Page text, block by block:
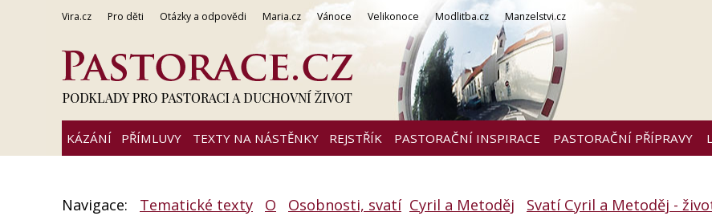
Vira.cz Pro děti Otázky a odpovědi Maria.cz Vánoce Velikonoce Modlitba.cz Manzelstvi.cz
KÁZÁNÍ PŘÍMLUVY TEXTY NA NÁSTĚNKY REJSTŘÍK PASTORAČNÍ INSPIRACE PASTORAČNÍ PŘÍPRAVY
Navigace: Tematické texty O Osobnosti, svatí Cyril a Metoděj
Svatí Cyril a Metoděj -